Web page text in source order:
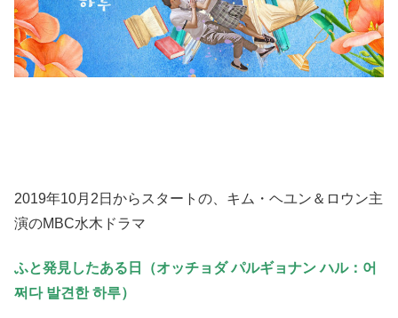
2019年10月2日からスタートの、キム・ヘユン＆ロウン主
演のMBC水木ドラマ
ふと発見したある日（オッチョダ パルギョナン ハル：어
쩌다 발견한 하루）